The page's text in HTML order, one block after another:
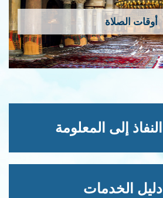
أوقات الصلاة
النفاذ إلى المعلومة
دليل الخدمات